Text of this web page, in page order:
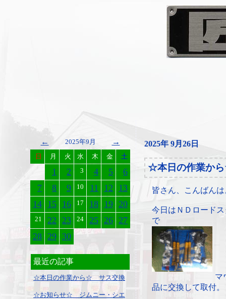
← 2025年9月 →
日 月 火 水 木 金 土
1 2 3 4 5
6
7
8 9 10 11 12
13
14 15 16 17 18 19 20
21 22 23 24 25 26 27
28 29 30
最近の記事
☆本日の作業から☆ サス交換
☆お知らせ☆ ジムニー・シエ
2025年 9月26日
☆本日の作業か
皆さん、こんばんは
今日はＮＤロード
で
マ
品に交換して取付。